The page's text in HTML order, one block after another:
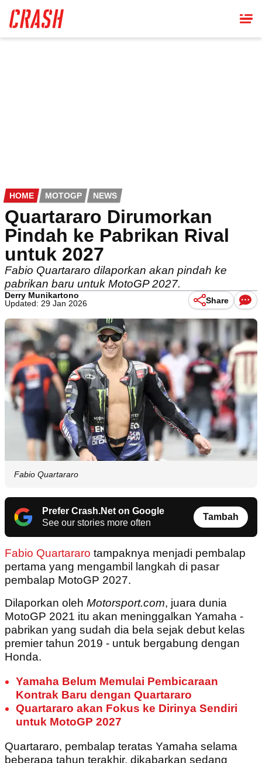
main
content
HOME MOTOGP NEWS
Quartararo Dirumorkan
Pindah ke Pabrikan Rival
untuk 2027
Fabio Quartararo dilaporkan akan pindah ke
pabrikan baru untuk MotoGP 2027.
Derry Munikartono
Updated: 29 Jan 2026
Share
Fabio Quartararo
Prefer Crash.Net on Google
See our stories more often
Tambah
Fabio Quartararo tampaknya menjadi pembalap
pertama yang mengambil langkah di pasar
pembalap MotoGP 2027.
Dilaporkan oleh Motorsport.com, juara dunia
MotoGP 2021 itu akan meninggalkan Yamaha -
pabrikan yang sudah dia bela sejak debut kelas
premier tahun 2019 - untuk bergabung dengan
Honda.
Yamaha Belum Memulai Pembicaraan
Kontrak Baru dengan Quartararo
Quartararo akan Fokus ke Dirinya Sendiri
untuk MotoGP 2027
Quartararo, pembalap teratas Yamaha selama
beberapa tahun terakhir, dikabarkan sedang